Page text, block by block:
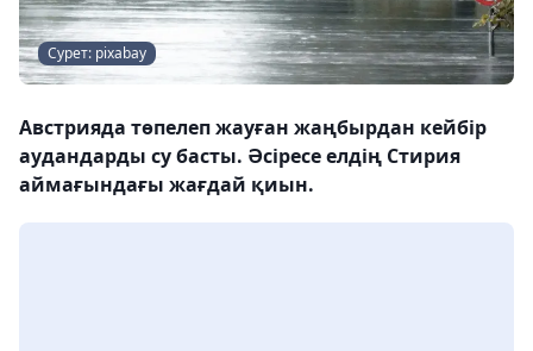
Сурет: pixabay
Австрияда төпелеп жауған жаңбырдан кейбір
аудандарды су басты. Әсіресе елдің Стирия
аймағындағы жағдай қиын.